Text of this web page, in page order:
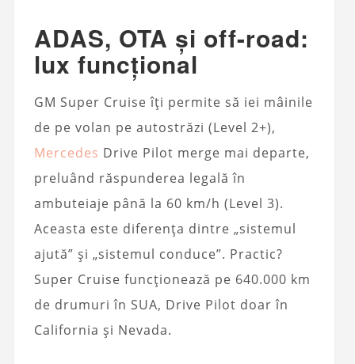
ADAS, OTA și off-road:
lux funcțional
GM Super Cruise îți permite să iei mâinile
de pe volan pe autostrăzi (Level 2+),
Mercedes Drive Pilot merge mai departe,
preluând răspunderea legală în
ambuteiaje până la 60 km/h (Level 3).
Aceasta este diferența dintre „sistemul
ajută” și „sistemul conduce”. Practic?
Super Cruise funcționează pe 640.000 km
de drumuri în SUA, Drive Pilot doar în
California și Nevada.